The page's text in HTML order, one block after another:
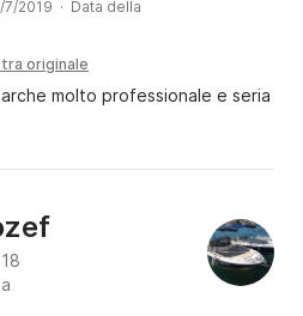
2019 · Data della
originale
molto professionale e seria